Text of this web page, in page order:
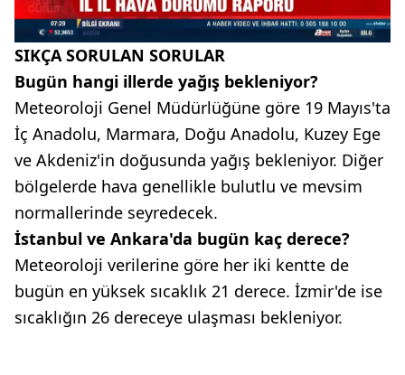
SIKÇA SORULAN SORULAR
Bugün hangi illerde yağış bekleniyor?
Meteoroloji Genel Müdürlüğüne göre 19 Mayıs'ta
İç Anadolu, Marmara, Doğu Anadolu, Kuzey Ege
ve Akdeniz'in doğusunda yağış bekleniyor. Diğer
bölgelerde hava genellikle bulutlu ve mevsim
normallerinde seyredecek.
İstanbul ve Ankara'da bugün kaç derece?
Meteoroloji verilerine göre her iki kentte de
bugün en yüksek sıcaklık 21 derece. İzmir'de ise
sıcaklığın 26 dereceye ulaşması bekleniyor.